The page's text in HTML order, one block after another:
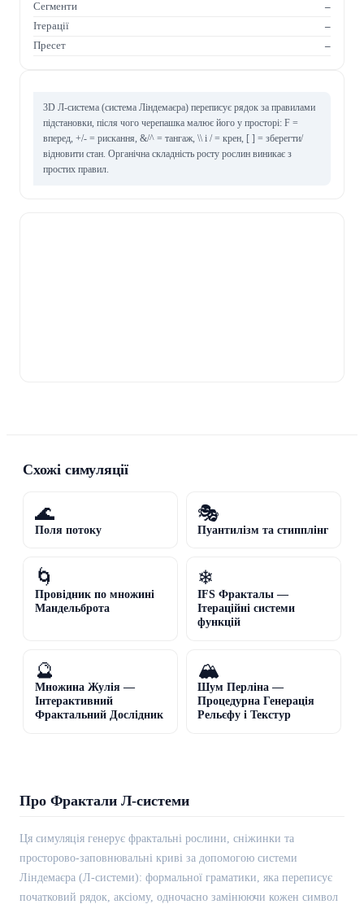
Сегменти
–
Ітерації
–
Пресет
–
3D Л-система (система Ліндемаєра) переписує рядок за правилами
підстановки, після чого черепашка малює його у просторі: F =
вперед, +/- = рискання, &/^ = тангаж, \\ і / = крен, [ ] = зберегти/
відновити стан. Органічна складність росту рослин виникає з
простих правил.
Схожі симуляції
🌊
Поля потоку
🎭
Пуантилізм та стипплінг
🌀
Провідник по множині
Мандельброта
❄
IFS Фракталы —
Ітераційні системи
функцій
🔮
Множина Жулія —
Інтерактивний
Фрактальний Дослідник
🏔
Шум Перліна —
Процедурна Генерація
Рельєфу і Текстур
Про Фрактали Л-системи
Ця симуляція генерує фрактальні рослини, сніжинки та
просторово-заповнювальні криві за допомогою системи
Ліндемаєра (Л-системи): формальної граматики, яка переписує
початковий рядок, аксіому, одночасно замінюючи кожен символ